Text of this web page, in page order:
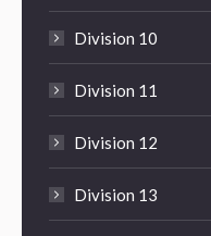
Division 10
Division 11
Division 12
Division 13